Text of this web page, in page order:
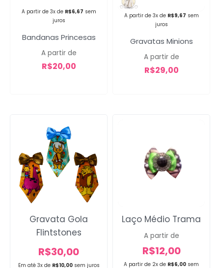
A partir de 3x de R$6,67 sem
juros
Bandanas Princesas
A partir de
R$20,00
A partir de 3x de R$9,67 sem
juros
Gravatas Minions
A partir de
R$29,00
Em até 3x de R$10,00 sem juros
Gravata Gola
Flintstones
R$30,00
A partir de 2x de R$6,00 sem
Laço Médio Trama
A partir de
R$12,00